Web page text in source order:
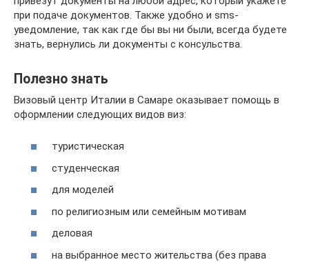
при подаче документов. Также удобно и sms-
уведомление, так как где бы вы ни были, всегда будете
знать, вернулись ли документы с консульства.
Полезно знать
Визовый центр Италии в Самаре оказывает помощь в
оформлении следующих видов виз:
туристическая
студенческая
для моделей
по религиозным или семейным мотивам
деловая
на выбранное место жительства (без права